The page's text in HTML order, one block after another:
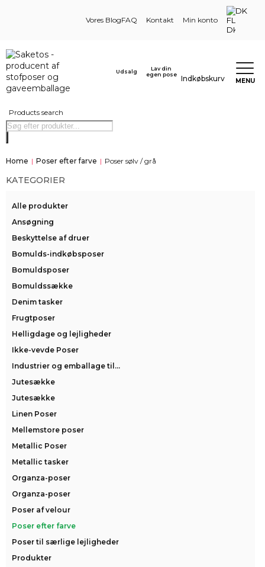
Vores BlogFAQ Kontakt Min konto
DK
Products search
Udsalg
Lav din
egen pose
Indkøbskurv MENU
Home | Poser efter farve | Poser sølv / grå
KATEGORIER
Alle produkter
Ansøgning
Beskyttelse af druer
Bomulds-indkøbsposer
Bomuldsposer
Bomuldssække
Denim tasker
Frugtposer
Helligdage og lejligheder
Ikke-vevde Poser
Industrier og emballage til...
Jutesække
Jutesække
Linen Poser
Mellemstore poser
Metallic Poser
Metallic tasker
Organza-poser
Organza-poser
Poser af velour
Poser efter farve
Poser til særlige lejligheder
Produkter